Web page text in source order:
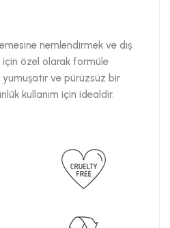
nemlendirmek ve dış
için özel olarak formüle
yumuşatır ve pürüzsüz bir
kullanım için idealdir.